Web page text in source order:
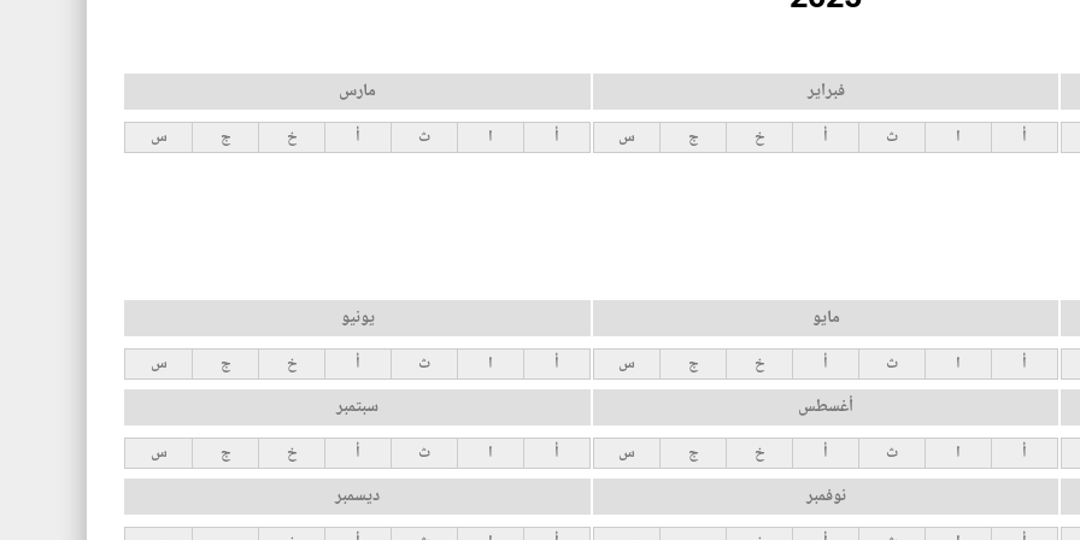
فبراير
أ ا ث أ خ ج س
مارس
أ ا ث أ خ ج س
مايو
أ ا ث أ خ ج س
يونيو
أ ا ث أ خ ج س
أغسطس
أ ا ث أ خ ج س
سبتمبر
أ ا ث أ خ ج س
نوفمبر ديسمبر